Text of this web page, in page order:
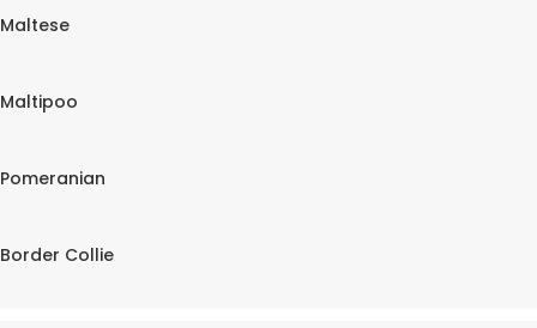
Maltese
Maltipoo
Pomeranian
Border Collie